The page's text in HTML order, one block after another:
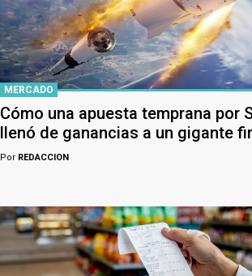
MERCADO
Cómo una apuesta temprana por
llenó de ganancias a un gigante
Por REDACCION